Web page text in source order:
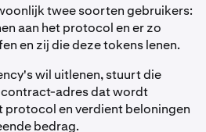
twee soorten gebruikers:
aan het protocol en er zo
en zij die deze tokens lenen.
wil uitlenen, stuurt die
adres dat wordt
en verdient beloningen
bedrag.